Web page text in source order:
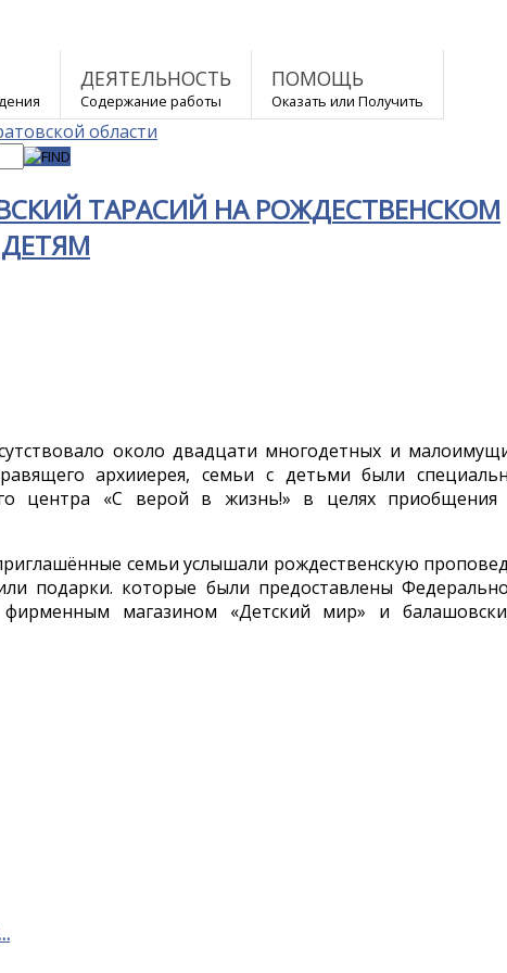
ДЕЯТЕЛЬНОСТЬ
Содержание работы
ПОМОЩЬ
Оказать или Получить
ТАРАСИЙ НА РОЖДЕСТВЕНСКОМ
около двадцати многодетных и
архииерея, семьи с детьми были
центра «С верой в жизнь!» в целях
семьи услышали рождественскую
подарки. которые были предоставлены
фирменным магазином «Детский мир» и